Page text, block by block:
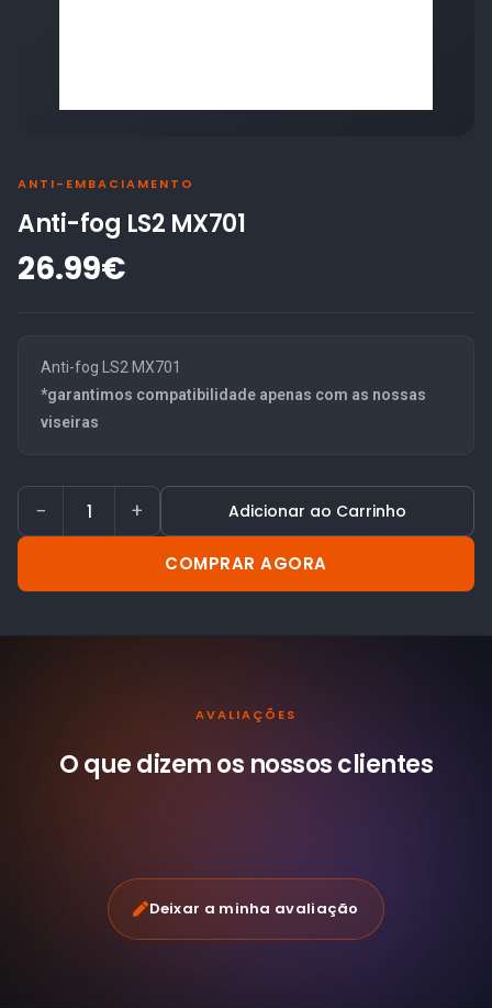
ANTI-EMBACIAMENTO
Anti-fog LS2 MX701
26.99€
Anti-fog LS2 MX701
*garantimos compatibilidade apenas com as nossas
viseiras
− + Adicionar ao Carrinho
COMPRAR AGORA
AVALIAÇÕES
O que dizem os nossosclientes
Deixar a minha avaliação